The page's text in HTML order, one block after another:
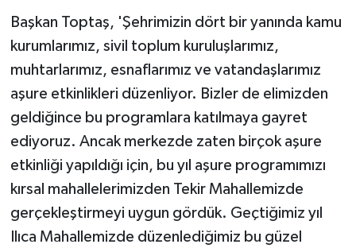
Başkan Toptaş, 'Şehrimizin dört bir yanında kamu
kurumlarımız, sivil toplum kuruluşlarımız,
muhtarlarımız, esnaflarımız ve vatandaşlarımız
aşure etkinlikleri düzenliyor. Bizler de elimizden
geldiğince bu programlara katılmaya gayret
ediyoruz. Ancak merkezde zaten birçok aşure
etkinliği yapıldığı için, bu yıl aşure programımızı
kırsal mahallelerimizden Tekir Mahallemizde
gerçekleştirmeyi uygun gördük. Geçtiğimiz yıl
Ilıca Mahallemizde düzenlediğimiz bu güzel